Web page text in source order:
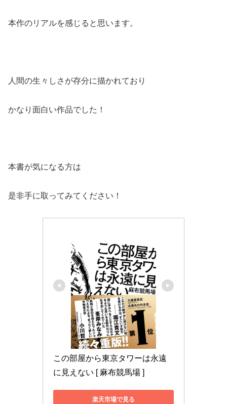
本作のリアルを感じると思います。
人間の生々しさが存分に描かれており
かなり面白い作品でした！
本書が気になる方は
是非手に取ってみてください！
この部屋から東京タワーは永遠
に見えない [ 麻布競馬場 ]
楽天市場で見る